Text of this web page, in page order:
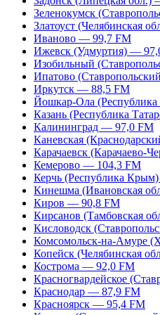
Зеленокумск
Златоуст (Челябинская
Иваново — 99,7 FM
Ижевск (Удмуртия) —
Изобильный
Ипатово
Иркутск — 88,5 FM
Йошкар-Ола
Казань (Республика
Калининград — 97,0 FM
Каневская
Карачаевск (Карачаево-
Кемерово — 104,3 FM
Керчь (Республика
Кинешма (Ивановская
Киров — 90,8 FM
Кирсанов (Тамбовская
Кисловодск
Комсомольск-на-Амуре
Копейск (Челябинская
Кострома — 92,0 FM
Красногвардейское
Краснодар — 87,9 FM
Красноярск — 95,4 FM